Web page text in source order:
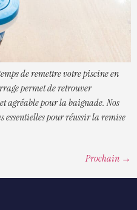
de remettre votre piscine en
permet de retrouver
agréable pour la baignade. Nos
essentielles pour réussir la remise
Prochain →